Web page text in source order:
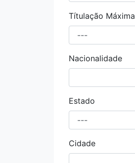
Títulação Máxima
Nacionalidade
Estado
Cidade